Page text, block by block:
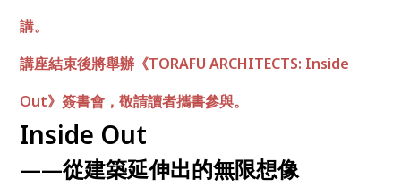
講。
講座結束後將舉辦《TORAFU ARCHITECTS: Inside
Out》簽書會，敬請讀者攜書參與。
Inside Out
——從建築延伸出的無限想像